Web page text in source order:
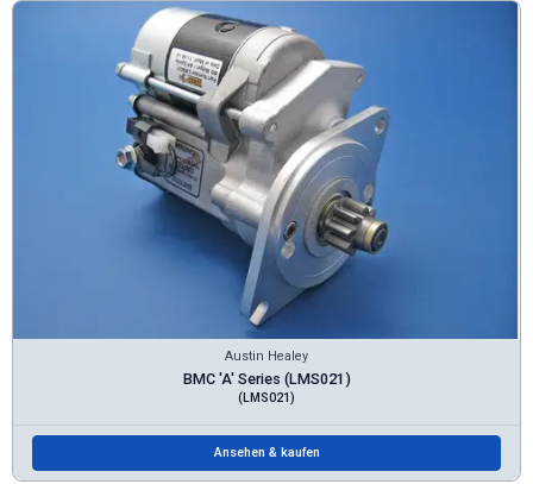
Austin Healey
BMC 'A' Series (LMS021)
(LMS021)
Ansehen & kaufen